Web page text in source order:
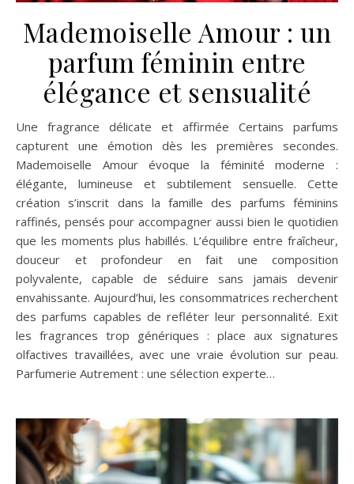
Mademoiselle Amour : un
parfum féminin entre
élégance et sensualité
Une fragrance délicate et affirmée Certains parfums
capturent une émotion dès les premières secondes.
Mademoiselle Amour évoque la féminité moderne :
élégante, lumineuse et subtilement sensuelle. Cette
création s’inscrit dans la famille des parfums féminins
raffinés, pensés pour accompagner aussi bien le quotidien
que les moments plus habillés. L’équilibre entre fraîcheur,
douceur et profondeur en fait une composition
polyvalente, capable de séduire sans jamais devenir
envahissante. Aujourd’hui, les consommatrices recherchent
des parfums capables de refléter leur personnalité. Exit
les fragrances trop génériques : place aux signatures
olfactives travaillées, avec une vraie évolution sur peau.
Parfumerie Autrement : une sélection experte…